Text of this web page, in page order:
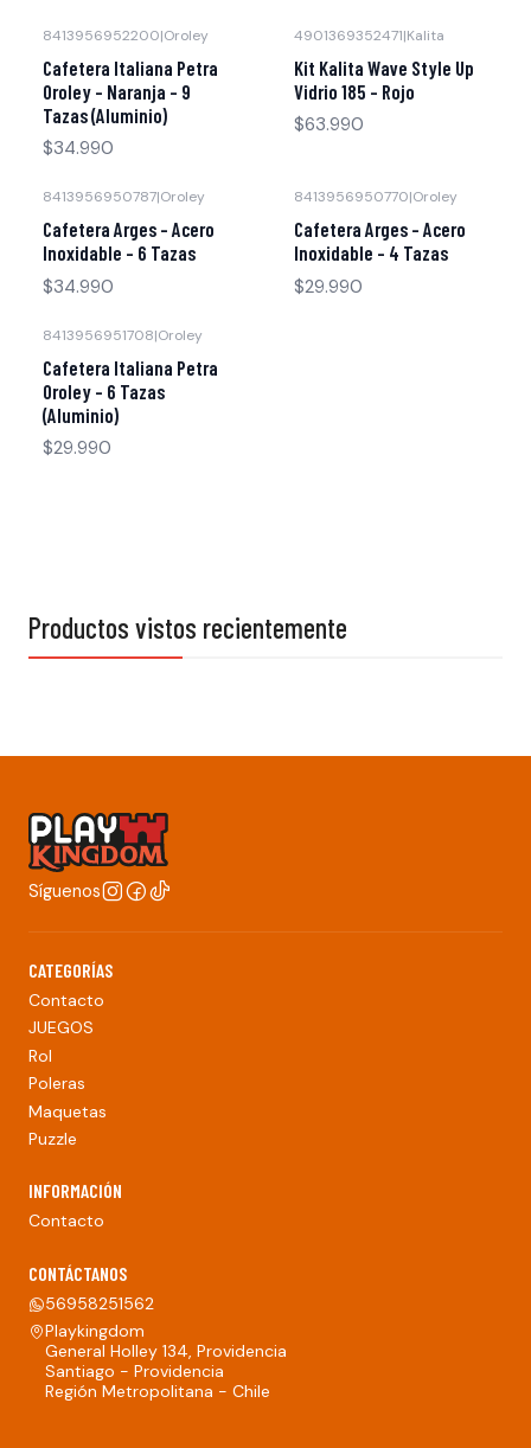
8413956952200|Oroley
Cafetera Italiana Petra
Oroley - Naranja - 9
Tazas (Aluminio)
$34.990
4901369352471|Kalita
Kit Kalita Wave Style Up
Vidrio 185 - Rojo
$63.990
8413956950787|Oroley
Cafetera Arges - Acero
Inoxidable - 6 Tazas
$34.990
8413956950770|Oroley
Cafetera Arges - Acero
Inoxidable - 4 Tazas
$29.990
8413956951708|Oroley
Cafetera Italiana Petra
Oroley - 6 Tazas
(Aluminio)
$29.990
Productos vistos recientemente
Síguenos
CATEGORÍAS
Contacto
JUEGOS
Rol
Poleras
Maquetas
Puzzle
INFORMACIÓN
Contacto
CONTÁCTANOS
56958251562
Playkingdom
General Holley 134, Providencia
Santiago - Providencia
Región Metropolitana - Chile